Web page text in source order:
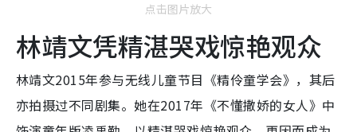
点击图片放大
林靖文凭精湛哭戏惊艳观众
林靖文2015年参与无线儿童节目《精伶童学会》，其后
亦拍摄过不同剧集。她在2017年《不懂撒娇的女人》中